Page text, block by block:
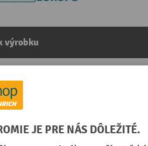
výrobku
plastový, pružinová
Nosné valčeky